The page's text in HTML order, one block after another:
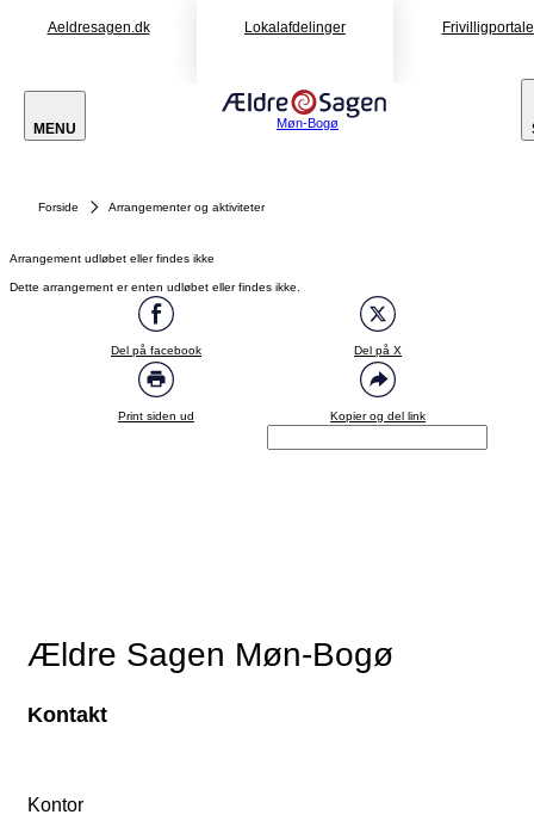
Aeldresagen.dk Lokalafdelinger
MENU Møn-Bogø
Forside Arrangementer og aktiviteter
Arrangement udløbet eller findes ikke
Dette arrangement er enten udløbet eller findes ikke.
Del på facebook Del på X
Print siden ud Kopier og del link
Ældre Sagen Møn-Bogø
Kontakt
Kontor